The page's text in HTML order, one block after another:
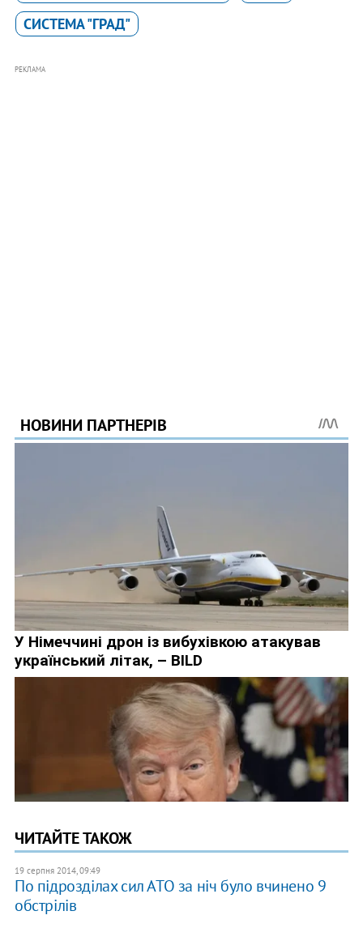
СИСТЕМА "ГРАД"
РЕКЛАМА
ЧИТАЙТЕ ТАКОЖ
19 серпня 2014, 09:49
По підрозділах сил АТО за ніч було вчинено 9
обстрілів